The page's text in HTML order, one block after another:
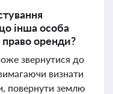
інша особа
право оренди?
звернутися до
визнати
повернути землю